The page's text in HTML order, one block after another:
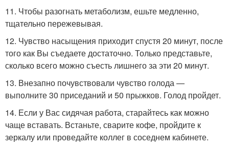
11. Чтобы разогнать метаболизм, ешьте медленно,
тщательно пережевывая.
12. Чувство насыщения приходит спустя 20 минут, после
того как Вы съедаете достаточно. Только представьте,
сколько всего можно съесть лишнего за эти 20 минут.
13. Внезапно почувствовали чувство голода —
выполните 30 приседаний и 50 прыжков. Голод пройдет.
14. Если у Вас сидячая работа, старайтесь как можно
чаще вставать. Встаньте, сварите кофе, пройдите к
зеркалу или проведайте коллег в соседнем кабинете.